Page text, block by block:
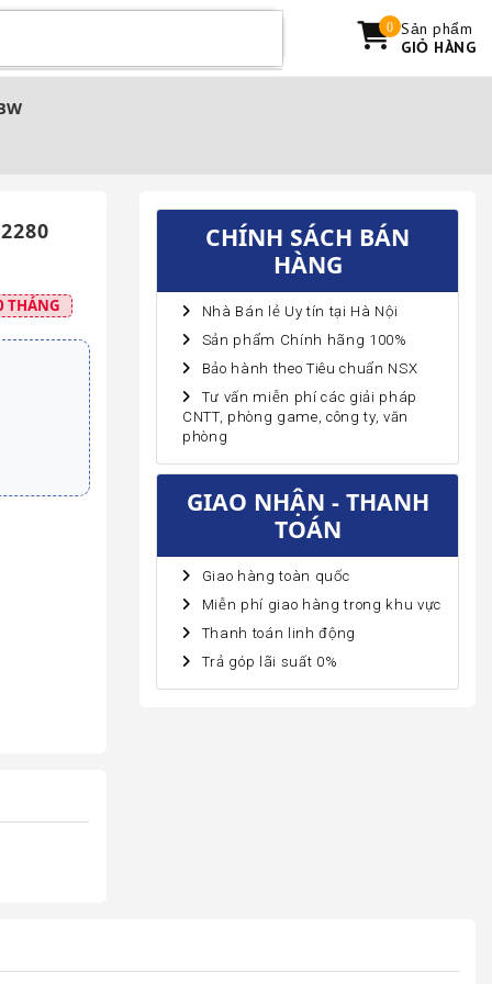
Sản phẩm
GIỎ HÀNG
0
THÁNG
CHÍNH SÁCH BÁN
HÀNG
Nhà Bán lẻ Uy tín tại Hà Nội
Sản phẩm Chính hãng 100%
Bảo hành theo Tiêu chuẩn NSX
Tư vấn miễn phí các giải pháp
CNTT, phòng game, công ty, văn
phòng
GIAO NHẬN - THANH
TOÁN
Giao hàng toàn quốc
Miễn phí giao hàng trong khu vực
Thanh toán linh động
Trả góp lãi suất 0%